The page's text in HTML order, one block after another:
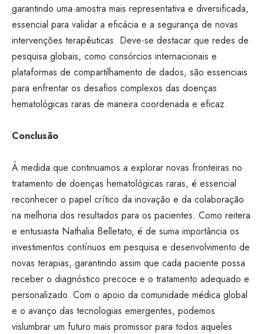
garantindo uma amostra mais representativa e diversificada,
essencial para validar a eficácia e a segurança de novas
intervenções terapêuticas. Deve-se destacar que redes de
pesquisa globais, como consórcios internacionais e
plataformas de compartilhamento de dados, são essenciais
para enfrentar os desafios complexos das doenças
hematológicas raras de maneira coordenada e eficaz.
Conclusão
À medida que continuamos a explorar novas fronteiras no
tratamento de doenças hematológicas raras, é essencial
reconhecer o papel crítico da inovação e da colaboração
na melhoria dos resultados para os pacientes. Como reitera
e entusiasta Nathalia Belletato, é de suma importância os
investimentos contínuos em pesquisa e desenvolvimento de
novas terapias, garantindo assim que cada paciente possa
receber o diagnóstico precoce e o tratamento adequado e
personalizado. Com o apoio da comunidade médica global
e o avanço das tecnologias emergentes, podemos
vislumbrar um futuro mais promissor para todos aqueles